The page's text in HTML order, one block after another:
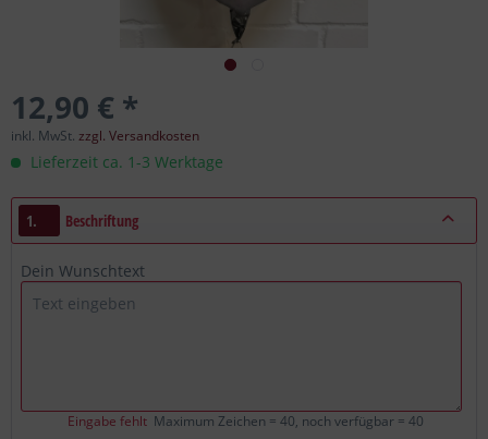
12,90 € *
inkl. MwSt. zzgl. Versandkosten
Lieferzeit ca. 1-3 Werktage
1. Beschriftung
Dein Wunschtext
Eingabe fehlt Maximum Zeichen = 40, noch verfügbar = 40